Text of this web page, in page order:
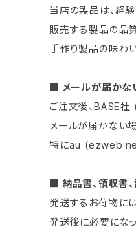
当店の製品は、経
販売する製品の品
手作り製品の味わ
■ メールが届かな
ご注文後、BASE
メールが届かない
特にau
■ 納品書、領収書
発送するお荷物に
発送後に必要にな